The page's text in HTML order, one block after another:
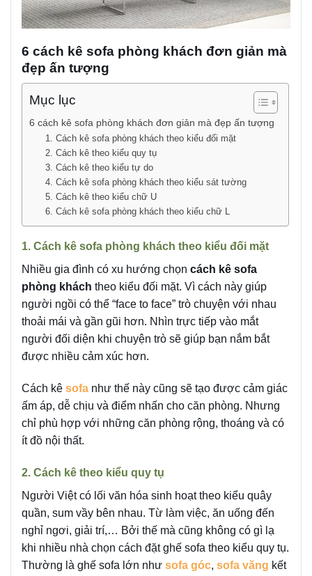
6 cách kê sofa phòng khách đơn giản mà
đẹp ấn tượng
Mục lục
6 cách kê sofa phòng khách đơn giản mà đẹp ấn tượng
1. Cách kê sofa phòng khách theo kiểu đối mặt
2. Cách kê theo kiểu quy tụ
3. Cách kê theo kiểu tự do
4. Cách kê sofa phòng khách theo kiểu sát tường
5. Cách kê theo kiểu chữ U
6. Cách kê sofa phòng khách theo kiểu chữ L
1. Cách kê sofa phòng khách theo kiểu đối mặt
Nhiều gia đình có xu hướng chọn cách kê sofa
phòng khách theo kiểu đối mặt. Vì cách này giúp
người ngồi có thể “face to face” trò chuyện với nhau
thoải mái và gần gũi hơn. Nhìn trực tiếp vào mắt
người đối diện khi chuyện trò sẽ giúp bạn nắm bắt
được nhiều cảm xúc hơn.
Cách kê sofa như thế này cũng sẽ tạo được cảm giác
ấm áp, dễ chịu và điểm nhấn cho căn phòng. Nhưng
chỉ phù hợp với những căn phòng rộng, thoáng và có
ít đồ nội thất.
2. Cách kê theo kiểu quy tụ
Người Việt có lối văn hóa sinh hoạt theo kiểu quây
quần, sum vầy bên nhau. Từ làm việc, ăn uống đến
nghỉ ngơi, giải trí,… Bởi thế mà cũng không có gì lạ
khi nhiều nhà chọn cách đặt ghế sofa theo kiểu quy tụ.
Thường là ghế sofa lớn như sofa góc, sofa văng kết